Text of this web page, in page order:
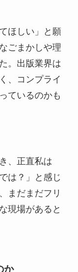
ほしい」と願
ごまかしや理
。出版業界は
、コンプライ
ているのかも
、正直私は
は？」と感じ
まだまだフリ
現場があると
か